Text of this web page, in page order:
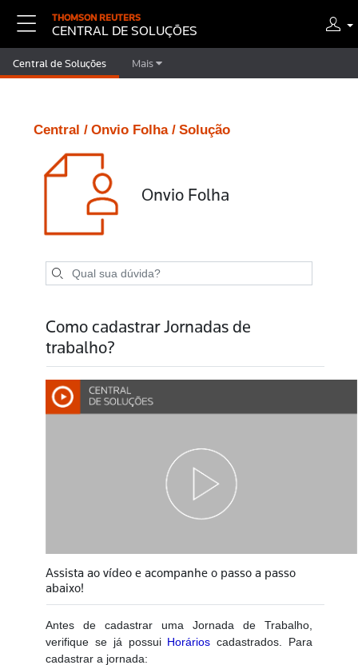
THOMSON REUTERS
CENTRAL DE SOLUÇÕES
Central de Soluções Mais
Central / Onvio Folha / Solução
Onvio Folha
Como cadastrar Jornadas de
trabalho?
Assista ao vídeo e acompanhe o passo a passo
abaixo!
Antes de cadastrar uma Jornada de Trabalho,
verifique se já possui Horários cadastrados. Para
cadastrar a jornada: